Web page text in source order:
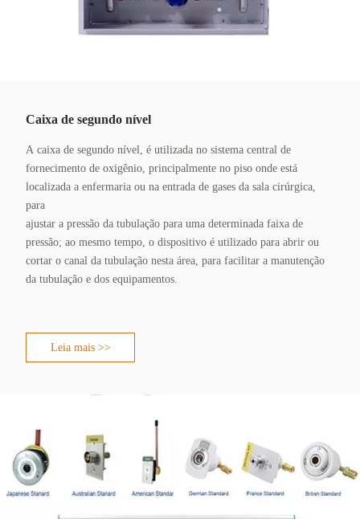
Caixa de segundo nível
A caixa de segundo nível, é utilizada no sistema central de
fornecimento de oxigênio, principalmente no piso onde está
localizada a enfermaria ou na entrada de gases da sala cirúrgica,
para
ajustar a pressão da tubulação para uma determinada faixa de
pressão; ao mesmo tempo, o dispositivo é utilizado para abrir ou
cortar o canal da tubulação nesta área, para facilitar a manutenção
da tubulação e dos equipamentos.
Leia mais >>